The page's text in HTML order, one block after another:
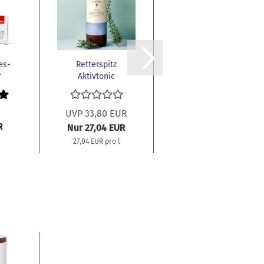
Retterspitz
Aktivtonic
UVP 33,80 EUR
Nur 27,04 EUR
27,04 EUR pro l